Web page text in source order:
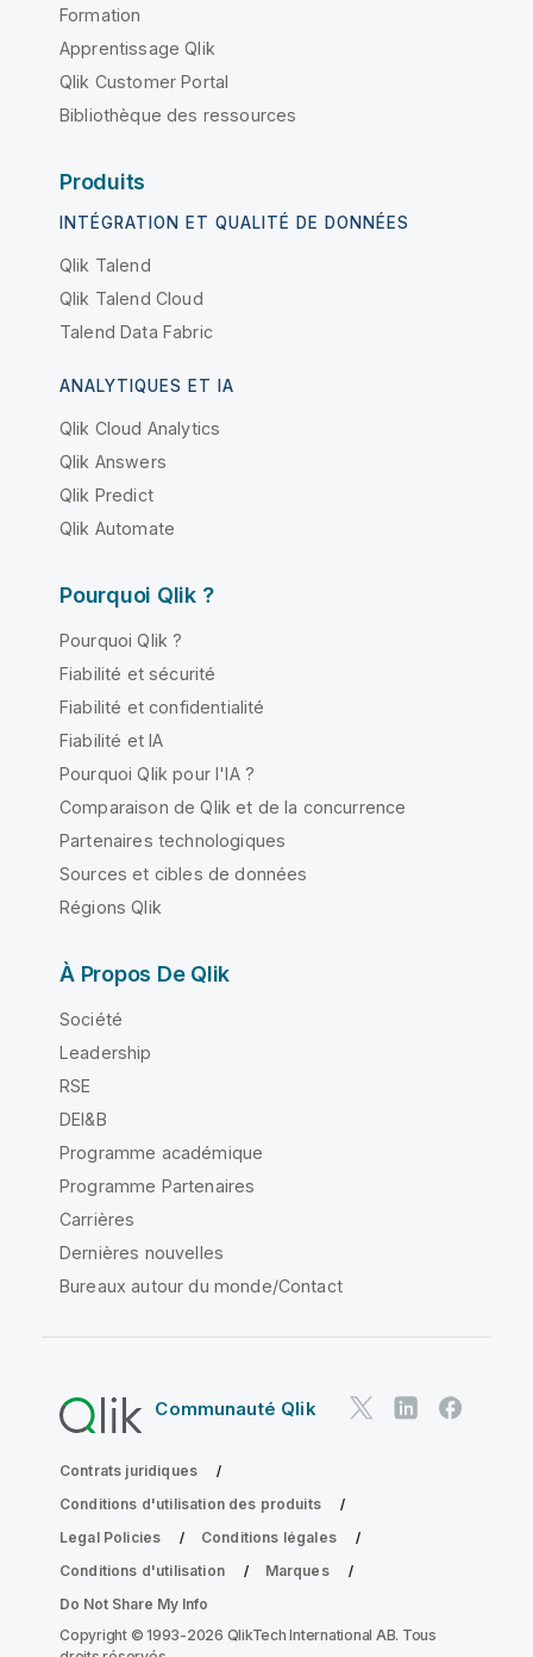
Formation
Apprentissage Qlik
Qlik Customer Portal
Bibliothèque des ressources
Produits
INTÉGRATION ET QUALITÉ DE DONNÉES
Qlik Talend
Qlik Talend Cloud
Talend Data Fabric
ANALYTIQUES ET IA
Qlik Cloud Analytics
Qlik Answers
Qlik Predict
Qlik Automate
Pourquoi Qlik ?
Pourquoi Qlik ?
Fiabilité et sécurité
Fiabilité et confidentialité
Fiabilité et IA
Pourquoi Qlik pour l'IA ?
Comparaison de Qlik et de la concurrence
Partenaires technologiques
Sources et cibles de données
Régions Qlik
À Propos De Qlik
Société
Leadership
RSE
DEI&B
Programme académique
Programme Partenaires
Carrières
Dernières nouvelles
Bureaux autour du monde/Contact
Communauté Qlik
Contrats juridiques
Conditions d'utilisation des produits
Legal Policies
Conditions légales
Conditions d'utilisation
Marques
Do Not Share My Info
Copyright © 1993-2026 QlikTech International AB. Tous